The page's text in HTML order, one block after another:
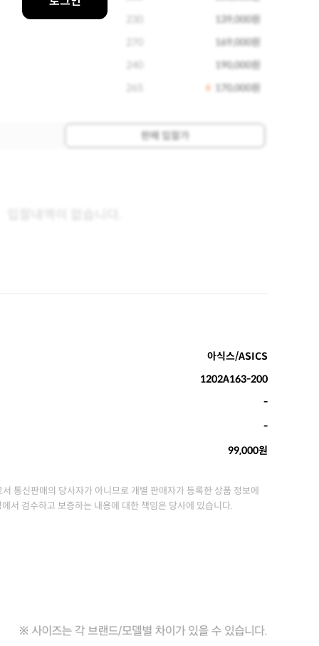
139,000원
169,000원
240
190,000원
265
170,000원
판매 입찰가
아식스/ASICS
1202A163-200
-
-
99,000원
통신판매의 당사자가 아니므로 개별 판매자가 등록한 상품 정보에
서 검수하고 보증하는 내용에 대한 책임은 당사에 있습니다.